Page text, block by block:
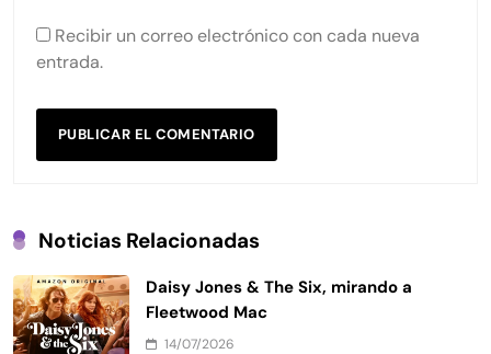
Recibir un correo electrónico con cada nueva
entrada.
Noticias Relacionadas
Daisy Jones & The Six, mirando a
Fleetwood Mac
14/07/2026